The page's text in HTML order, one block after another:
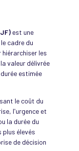
est une
cadre du
hiérarchiser les
valeur délivrée
estimée
le coût du
l'urgence et
la durée du
élevés
de décision